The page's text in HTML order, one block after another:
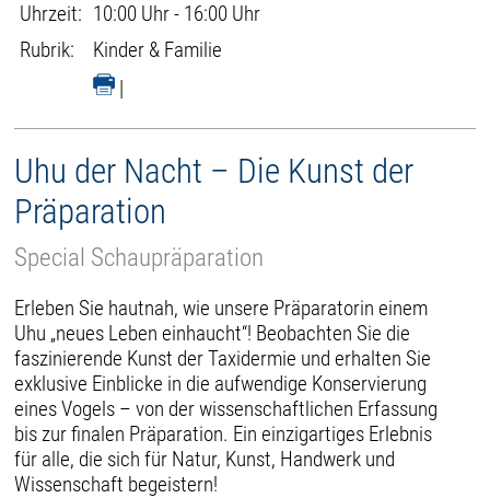
Uhrzeit: 10:00 Uhr - 16:00 Uhr
Rubrik:
Kinder & Familie
|
Uhu der Nacht – Die Kunst der
Präparation
Special Schaupräparation
Erleben Sie hautnah, wie unsere Präparatorin einem
Uhu „neues Leben einhaucht“! Beobachten Sie die
faszinierende Kunst der Taxidermie und erhalten Sie
exklusive Einblicke in die aufwendige Konservierung
eines Vogels – von der wissenschaftlichen Erfassung
bis zur finalen Präparation. Ein einzigartiges Erlebnis
für alle, die sich für Natur, Kunst, Handwerk und
Wissenschaft begeistern!